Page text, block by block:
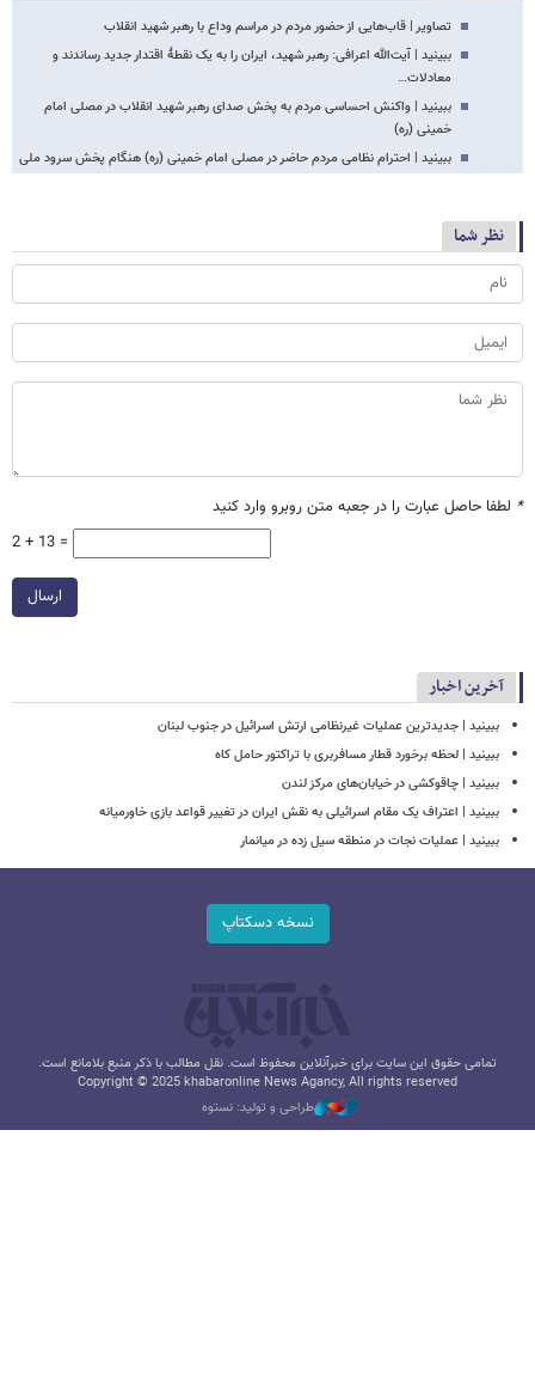
تصاویر | قاب‌هایی از حضور مردم در مراسم وداع با رهبر شهید انقلاب
ببینید | آیت‌الله اعرافی: رهبر شهید، ایران را به یک نقطۀ اقتدار جدید رساندند و
معادلات…
ببینید | واکنش احساسی مردم به پخش صدای رهبر شهید انقلاب در مصلی امام
خمینی (ره)
ببینید | احترام نظامی مردم حاضر در مصلی امام خمینی (ره) هنگام پخش سرود ملی
نظر شما
* لطفا حاصل عبارت را در جعبه متن روبرو وارد کنید
2 + 13 =
ارسال
آخرین اخبار
ببینید | جدیدترین عملیات غیرنظامی ارتش اسرائیل در جنوب لبنان
ببینید | لحظه برخورد قطار مسافربری با تراکتور حامل کاه
ببینید | چاقوکشی در خیابان‌های مرکز لندن
ببینید | اعتراف یک مقام اسرائیلی به نقش ایران در تغییر قواعد بازی خاورمیانه
ببینید | عملیات نجات در منطقه سیل زده در میانمار
نسخه دسکتاپ
تمامی حقوق این سایت برای خبرآنلاین محفوظ است. نقل مطالب با ذکر منبع بلامانع است.
Copyright © 2025 khabaronline News Agancy, All rights reserved
طراحی و تولید: نستوه